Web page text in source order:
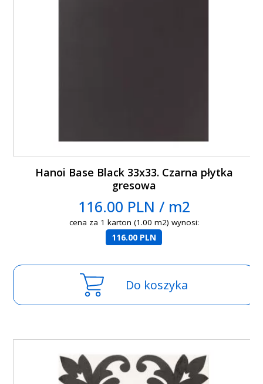
Hanoi Base Black 33x33. Czarna płytka
gresowa
116.00 PLN / m2
cena za 1 karton (1.00 m2) wynosi:
116.00 PLN
Do koszyka